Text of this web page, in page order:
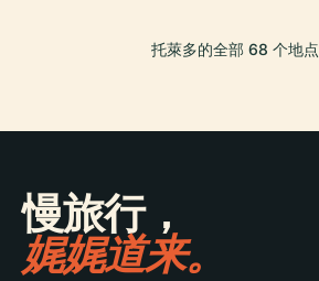
托萊多的全部 68 个地点
慢旅行，
娓娓道来。